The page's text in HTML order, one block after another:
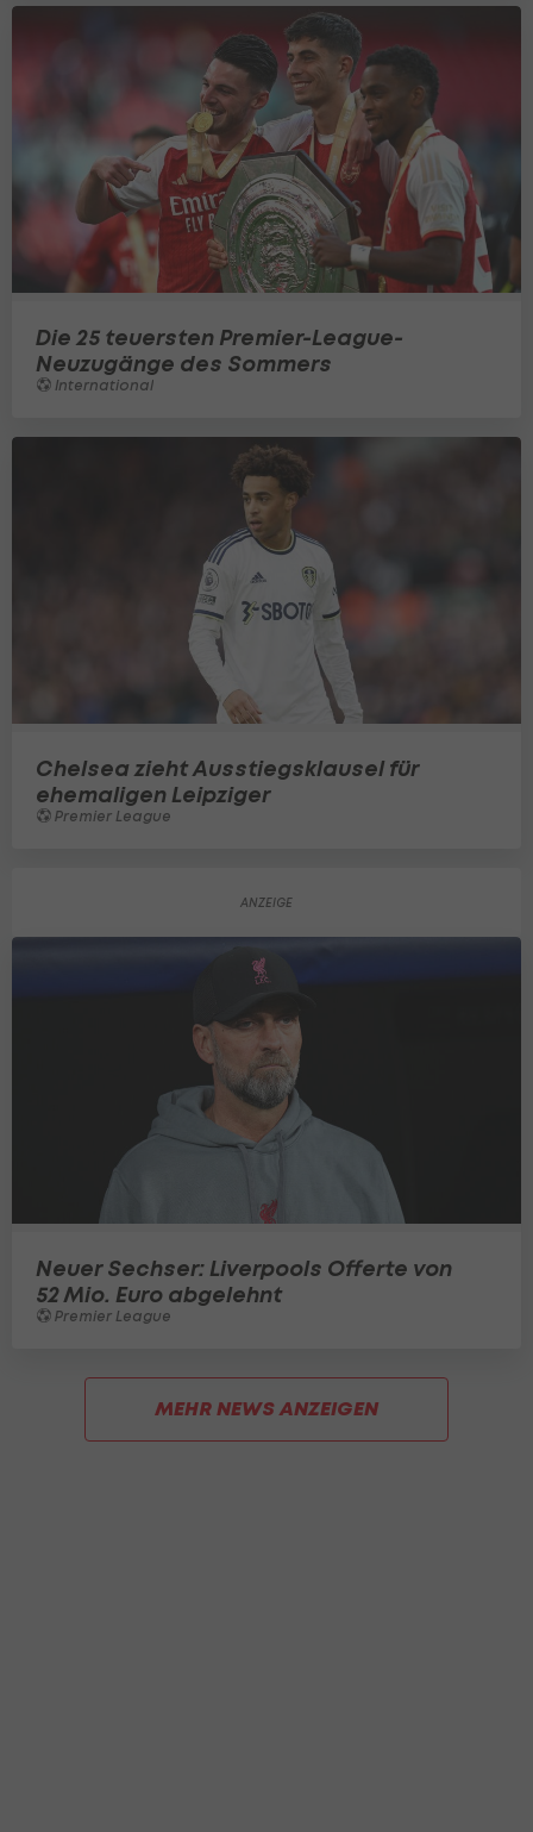
Die 25 teuersten Premier-League-
Neuzugänge des Sommers
International
Chelsea zieht Ausstiegsklausel für
ehemaligen Leipziger
Premier League
Neuer Sechser: Liverpools Offerte von
52 Mio. Euro abgelehnt
Premier League
MEHR NEWS ANZEIGEN